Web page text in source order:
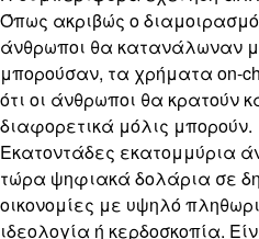
Όπως ακριβώς ο
άνθρωποι θα κατανάλωναν
μπορούσαν, τα χρήματα on-
ότι οι άνθρωποι θα κρατούν
διαφορετικά μόλις μπορούν.
Εκατοντάδες εκατομμύρια
τώρα ψηφιακά δολάρια σε
οικονομίες με υψηλό
ιδεολογία ή κερδοσκοπία.